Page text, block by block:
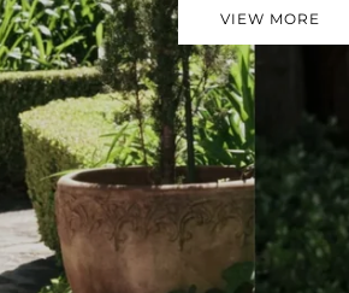
VIEW MORE